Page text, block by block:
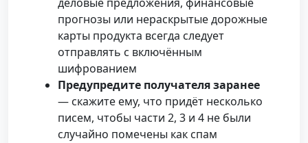
прогнозы или нераскрытые дорожные
карты продукта всегда следует
отправлять с включённым
шифрованием
Предупредите получателя заранее
— скажите ему, что придёт несколько
писем, чтобы части 2, 3 и 4 не были
случайно помечены как спам